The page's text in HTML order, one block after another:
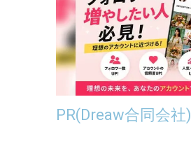
PR(Dreaw合同会社)